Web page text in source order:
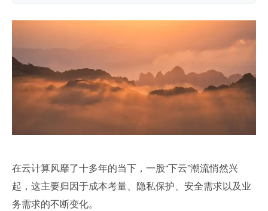
在云计算风靡了十多年的当下，一股“下云”潮流悄然兴
起，这主要归因于成本考量、隐私保护、安全需求以及业
务需求的不断变化。